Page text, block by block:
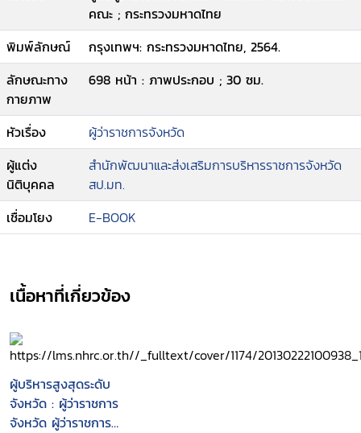
คณะ ; กระทรวงมหาดไทย
พิมพ์ลักษณ์
กรุงเทพฯ: กระทรวงมหาดไทย, 2564.
ลักษณะทาง
กายภาพ
698 หน้า : ภาพประกอบ ; 30 ซม.
หัวเรื่อง
ผู้ว่าราชการจังหวัด
ผู้แต่ง
นิติบุคคล
สำนักพัฒนาและส่งเสริมการบริหารราชการจังหวัด
สป.มท.
เชื่อมโยง
E-BOOK
เนื้อหาที่เกี่ยวข้อง
ผู้บริหารสูงสุดระดับ
จังหวัด : ผู้ว่าราชการ
จังหวัด ผู้ว่าราชการ